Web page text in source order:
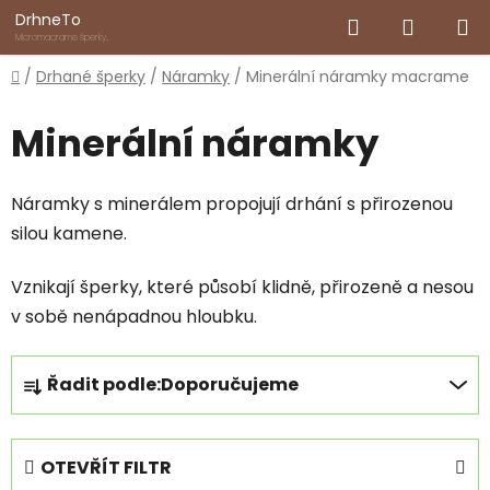
Přejít
na
obsah
DrhneTo
Micromacrame šperky
Hledat
KOŠÍK
Domů
/ Drhané šperky / Náramky / Minerální náramky macrame
Minerální náramky
Náramky s minerálem propojují drhání s přirozenou
silou kamene.
Vznikají šperky, které působí klidně, přirozeně a nesou
v sobě nenápadnou hloubku.
Ř
a
z
e
n
Řadit podle:Doporučujeme
OTEVŘÍT FILTR